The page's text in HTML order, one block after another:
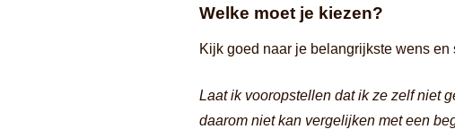
Welke moet je kiezen?
Kijk goed naar je belangrijkste wens en
Laat ik vooropstellen dat ik ze zelf niet
daarom niet kan vergelijken met een